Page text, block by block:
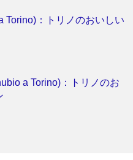
Torino)：トリノのおいしい
a Torino)：トリノのお